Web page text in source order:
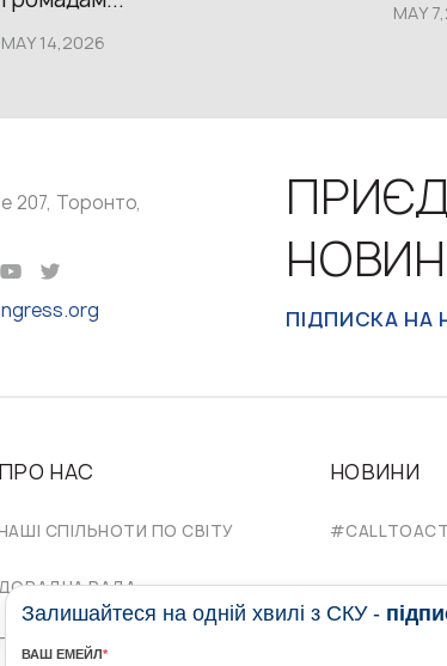
MAY 14,2026
MAY
207, Торонто,
ПІДПИСКА НА
ПРО НАС
СПІЛЬНОТИ ПО СВІТУ
РАДА
СКУ
НОВИНИ
Залишайтеся на одній хвилі з СКУ -
ВАШ ЕМЕЙЛ*